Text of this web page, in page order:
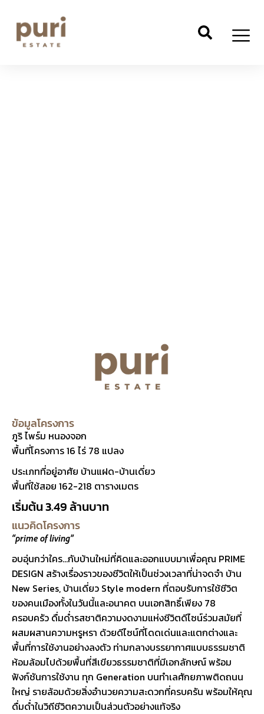
ข้อมูลโครงการ
ภูริ ไพร์ม หนองจอก
พื้นที่โครงการ 16 ไร่ 78 แปลง
ประเภทที่อยู่อาศัย บ้านแฝด-บ้านเดี่ยว
พื้นที่ใช้สอย 162-218 ตารางเมตร
เริ่มต้น 3.49 ล้านบาท
แนวคิดโครงการ
“prime of living”
อบอุ่นกว่าใคร…กับบ้านใหม่ที่คิดและออกแบบมาเพื่อคุณ PRIME
DESIGN สร้างเรื่องราวของชีวิตให้เป็นช่วงเวลาที่น่าจดจำ บ้าน
New Series, บ้านเดี่ยว Style modern ที่ตอบรับการใช้ชีวิต
ของคนเมืองทั้งในวันนี้และอนาคต บนเอกสิทธิ์เพียง 78
ครอบครัว ดื่มด่ำรสชาติความงดงามแห่งชีวิตดีไซน์ร่วมสมัยที่
ผสมผสานความหรูหรา ด้วยดีไซน์ที่โดดเด่นและแตกต่างและ
พื้นที่การใช้งานอย่างลงตัว ท่ามกลางบรรยากาศแบบธรรมชาติ
ห้อมล้อมไปด้วยพื้นที่สีเขียวธรรมชาติที่มีเอกลักษณ์ พร้อม
ฟังก์ชันการใช้งาน ทุก Generation บนทำเลศักยภาพติดถนน
ใหญ่ รายล้อมด้วยสิ่งอำนวยความสะดวกที่ครบครัน พร้อมให้คุณ
ดื่มด่ำในวิถีชีวิตความเป็นส่วนตัวอย่างแท้จริง